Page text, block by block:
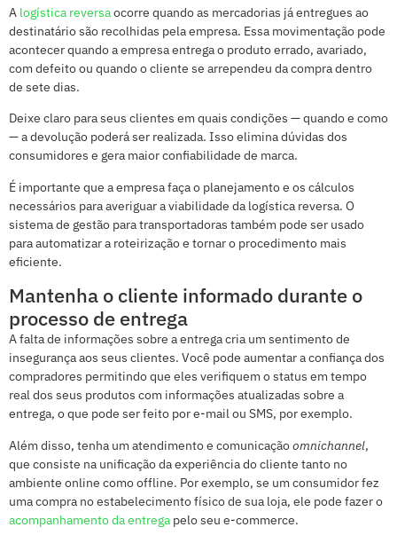
A logística reversaocorre quando as mercadorias já entregues ao
destinatário são recolhidas pela empresa. Essa movimentação pode
acontecer quando a empresa entrega o produto errado, avariado,
com defeito ou quando o cliente se arrependeu da compra dentro
de sete dias.
Deixe claro para seus clientes em quais condições — quando e como
— a devolução poderá ser realizada. Isso elimina dúvidas dos
consumidores e gera maior confiabilidade de marca.
É importante que a empresa faça o planejamento e os cálculos
necessários para averiguar a viabilidade da logística reversa. O
sistema de gestão para transportadoras também pode ser usado
para automatizar a roteirização e tornar o procedimento mais
eficiente.
Mantenha o cliente informado durante o
processo de entrega
A falta de informações sobre a entrega cria um sentimento de
insegurança aos seus clientes. Você pode aumentar a confiança dos
compradores permitindo que eles verifiquem o status em tempo
real dos seus produtos com informações atualizadas sobre a
entrega, o que pode ser feito por e-mail ou SMS, por exemplo.
Além disso, tenha um atendimento e comunicaçãoomnichannel,
que consiste na unificação da experiência do cliente tanto no
ambiente online como offline. Por exemplo, se um consumidor fez
uma compra no estabelecimento físico de sua loja, ele pode fazer o
acompanhamento da entrega pelo seu e-commerce.